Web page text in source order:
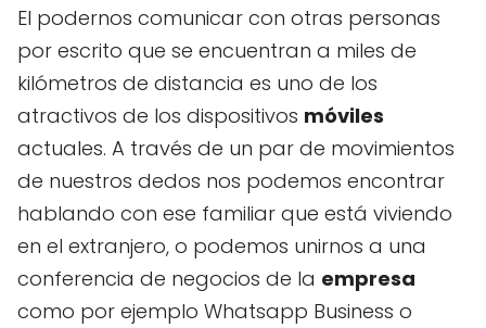
El podernos comunicar con otras personas
por escrito que se encuentran a miles de
kilómetros de distancia es uno de los
atractivos de los dispositivos móviles
actuales. A través de un par de movimientos
de nuestros dedos nos podemos encontrar
hablando con ese familiar que está viviendo
en el extranjero, o podemos unirnos a una
conferencia de negocios de la empresa
como por ejemplo Whatsapp Business o